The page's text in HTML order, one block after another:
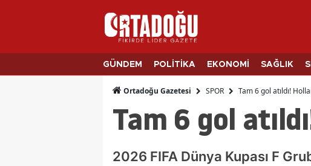
GÜNDEM POLİTİKA EKONOMİ SAĞLIK
Ortadoğu Gazetesi SPOR Tam 6 gol atıldı!
Tam 6 gol
2026 FIFA Dünya Kupası F